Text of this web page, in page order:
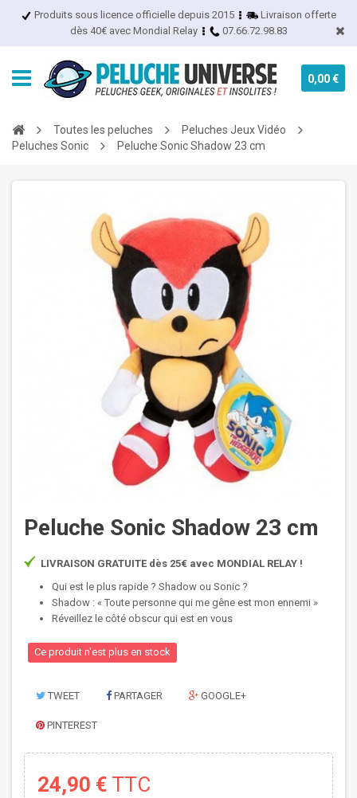
Produits sous licence officielle depuis 2015
Livraison offerte
dès 40€ avec Mondial Relay
07.66.72.98.83
0,00 €
Toutes les peluches
Peluches Jeux Vidéo
Peluches Sonic
Peluche Sonic Shadow 23 cm
Peluche Sonic Shadow 23 cm
LIVRAISON GRATUITE dès 25€ avec MONDIAL RELAY !
Qui est le plus rapide ? Shadow ou Sonic ?
Shadow : « Toute personne qui me gêne est mon ennemi »
Réveillez le côté obscur qui est en vous
Ce produit n'est plus en stock
TWEET PARTAGER GOOGLE+
PINTEREST
24,90 € TTC